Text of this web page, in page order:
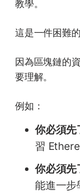
教學。
這是一件困難
因為區塊鏈的
要理解。
例如：
你必須先
習
你必須先
能進一步